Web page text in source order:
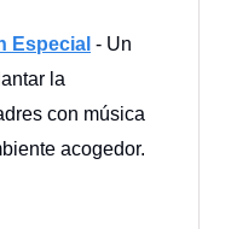
Especial - Un
la
con música
acogedor.